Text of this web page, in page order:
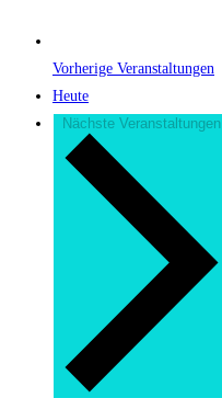
Vorherige Veranstaltungen
Heute
Nächste Veranstaltungen